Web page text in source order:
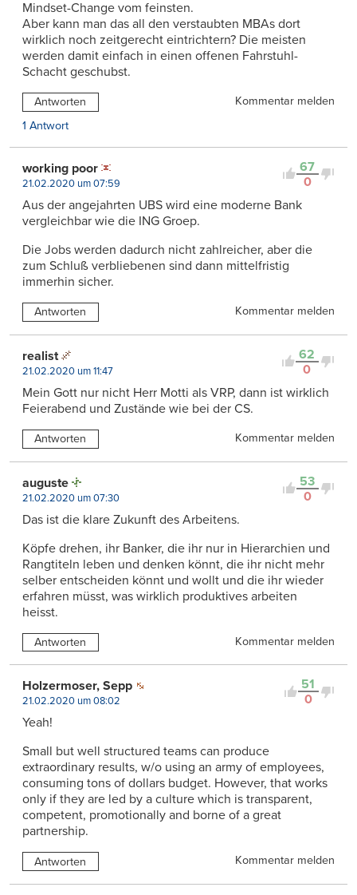
Mindset-Change vom feinsten.
Aber kann man das all den verstaubten MBAs dort
wirklich noch zeitgerecht eintrichtern? Die meisten
werden damit einfach in einen offenen Fahrstuhl-
Schacht geschubst.
Antworten
Kommentar melden
1 Antwort
67
0
working poor
21.02.2020 um 07:59
Aus der angejahrten UBS wird eine moderne Bank
vergleichbar wie die ING Groep.
Die Jobs werden dadurch nicht zahlreicher, aber die
zum Schluß verbliebenen sind dann mittelfristig
immerhin sicher.
Antworten Kommentar melden
62
0
realist
21.02.2020 um 11:47
Mein Gott nur nicht Herr Motti als VRP, dann ist wirklich
Feierabend und Zustände wie bei der CS.
Antworten Kommentar melden
53
0
auguste
21.02.2020 um 07:30
Das ist die klare Zukunft des Arbeitens.
Köpfe drehen, ihr Banker, die ihr nur in Hierarchien und
Rangtiteln leben und denken könnt, die ihr nicht mehr
selber entscheiden könnt und wollt und die ihr wieder
erfahren müsst, was wirklich produktives arbeiten
heisst.
Antworten Kommentar melden
51
0
Holzermoser, Sepp
21.02.2020 um 08:02
Yeah!
Small but well structured teams can produce
extraordinary results, w/o using an army of employees,
consuming tons of dollars budget. However, that works
only if they are led by a culture which is transparent,
competent, promotionally and borne of a great
partnership.
Antworten Kommentar melden